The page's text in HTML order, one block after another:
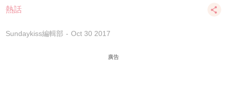
熱話
Sundaykiss編輯部 Oct 30 2017
廣告